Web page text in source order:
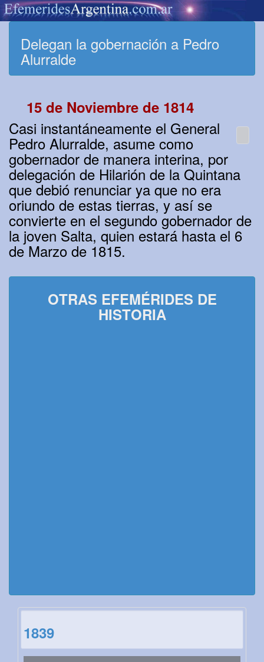
Delegan la gobernación a Pedro
Alurralde
15 de Noviembre de 1814
Casi instantáneamente el General
Pedro Alurralde, asume como
gobernador de manera interina, por
delegación de Hilarión de la Quintana
que debió renunciar ya que no era
oriundo de estas tierras, y así se
convierte en el segundo gobernador de
la joven Salta, quien estará hasta el 6
de Marzo de 1815.
OTRAS EFEMÉRIDES DE
HISTORIA
1839